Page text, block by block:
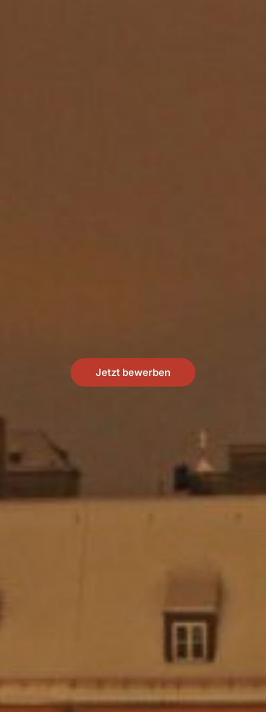
Jetzt bewerben